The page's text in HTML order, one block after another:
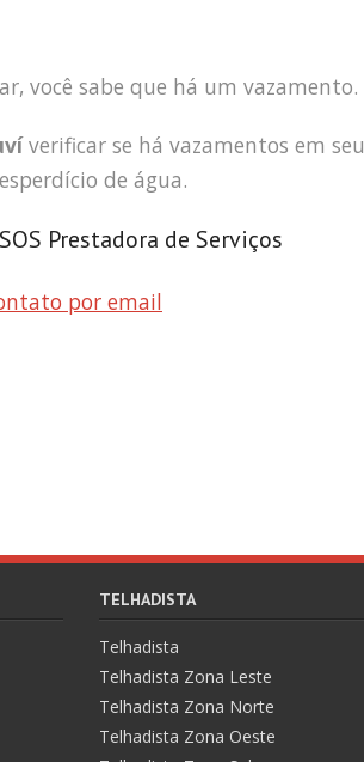
você sabe que há um vazamento.
verificar se há vazamentos em seu
de água.
Prestadora de Serviços
por email
TELHADISTA
Telhadista
Telhadista Zona Leste
Telhadista Zona Norte
Telhadista Zona Oeste